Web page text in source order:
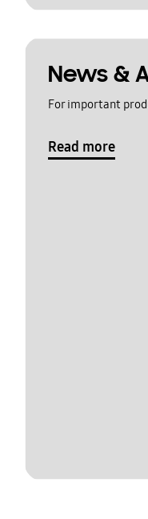
News &
For important
Read more